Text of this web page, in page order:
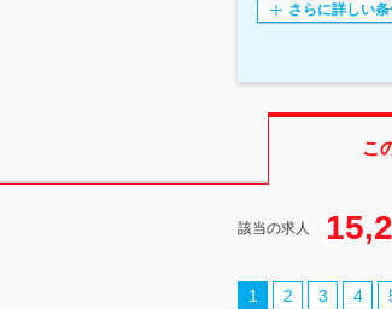
さらに詳しい
こ
該当の求人
1 2 3 4